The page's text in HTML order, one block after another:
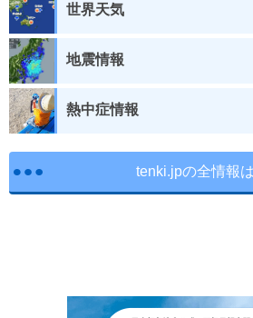
世界天気
地震情報
熱中症情報
tenki.jpの全情報